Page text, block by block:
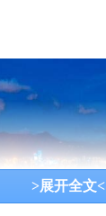
>展开全文<